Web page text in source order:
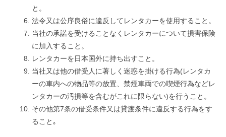
と。
法令又は公序良俗に違反してレンタカーを使用すること。
当社の承諾を受けることなくレンタカーについて損害保険
に加入すること。
レンタカーを日本国外に持ち出すこと。
当社又は他の借受人に著しく迷惑を掛ける行為(レンタカ
ーの車内への物品等の放置、禁煙車両での喫煙行為などレ
ンタカーの汚損等を含むがこれに限らない)を行うこと。
その他第7条の借受条件又は貸渡条件に違反する行為をす
ること｡